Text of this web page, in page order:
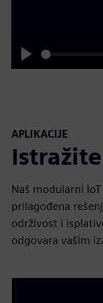
Play
APLIKACIJE
Naš modularni
prilagođena
održivost i
odgovara vašim